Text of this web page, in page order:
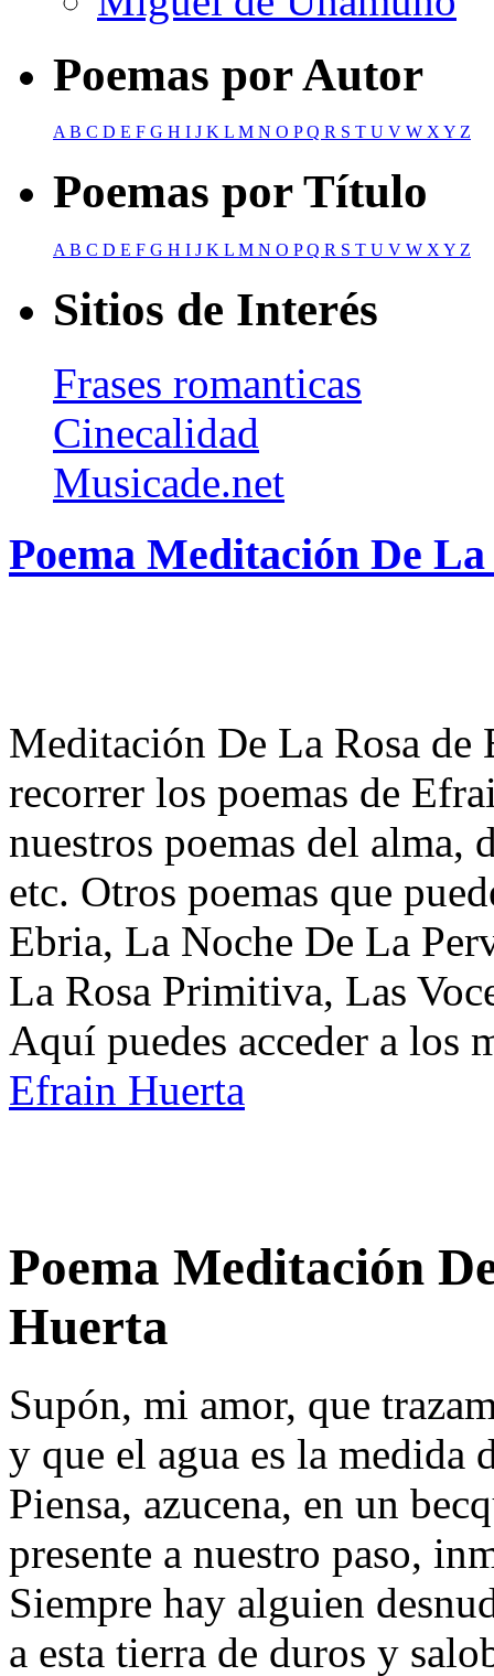
Poemas por Autor
AB C D E F G H I J K L M N O PQ R S T U V W XY Z
Poemas por Título
A B C D E F G H I J K L M N O PQ R S T U V W X Y Z
Sitios de Interés
Frases romanticas
Cinecalidad
Musicade.net
Poema Meditación De
Meditación De La Rosa de
recorrer los poemas de
nuestros poemas del alma,
etc. Otros poemas que
Ebria, La Noche De La
La Rosa Primitiva, Las
Aquí puedes acceder a los
Efrain Huerta
Poema Meditación
Huerta
Supón, mi amor, que
y que el agua es la medida
Piensa, azucena, en un
presente a nuestro paso,
Siempre hay alguien
a esta tierra de duros y